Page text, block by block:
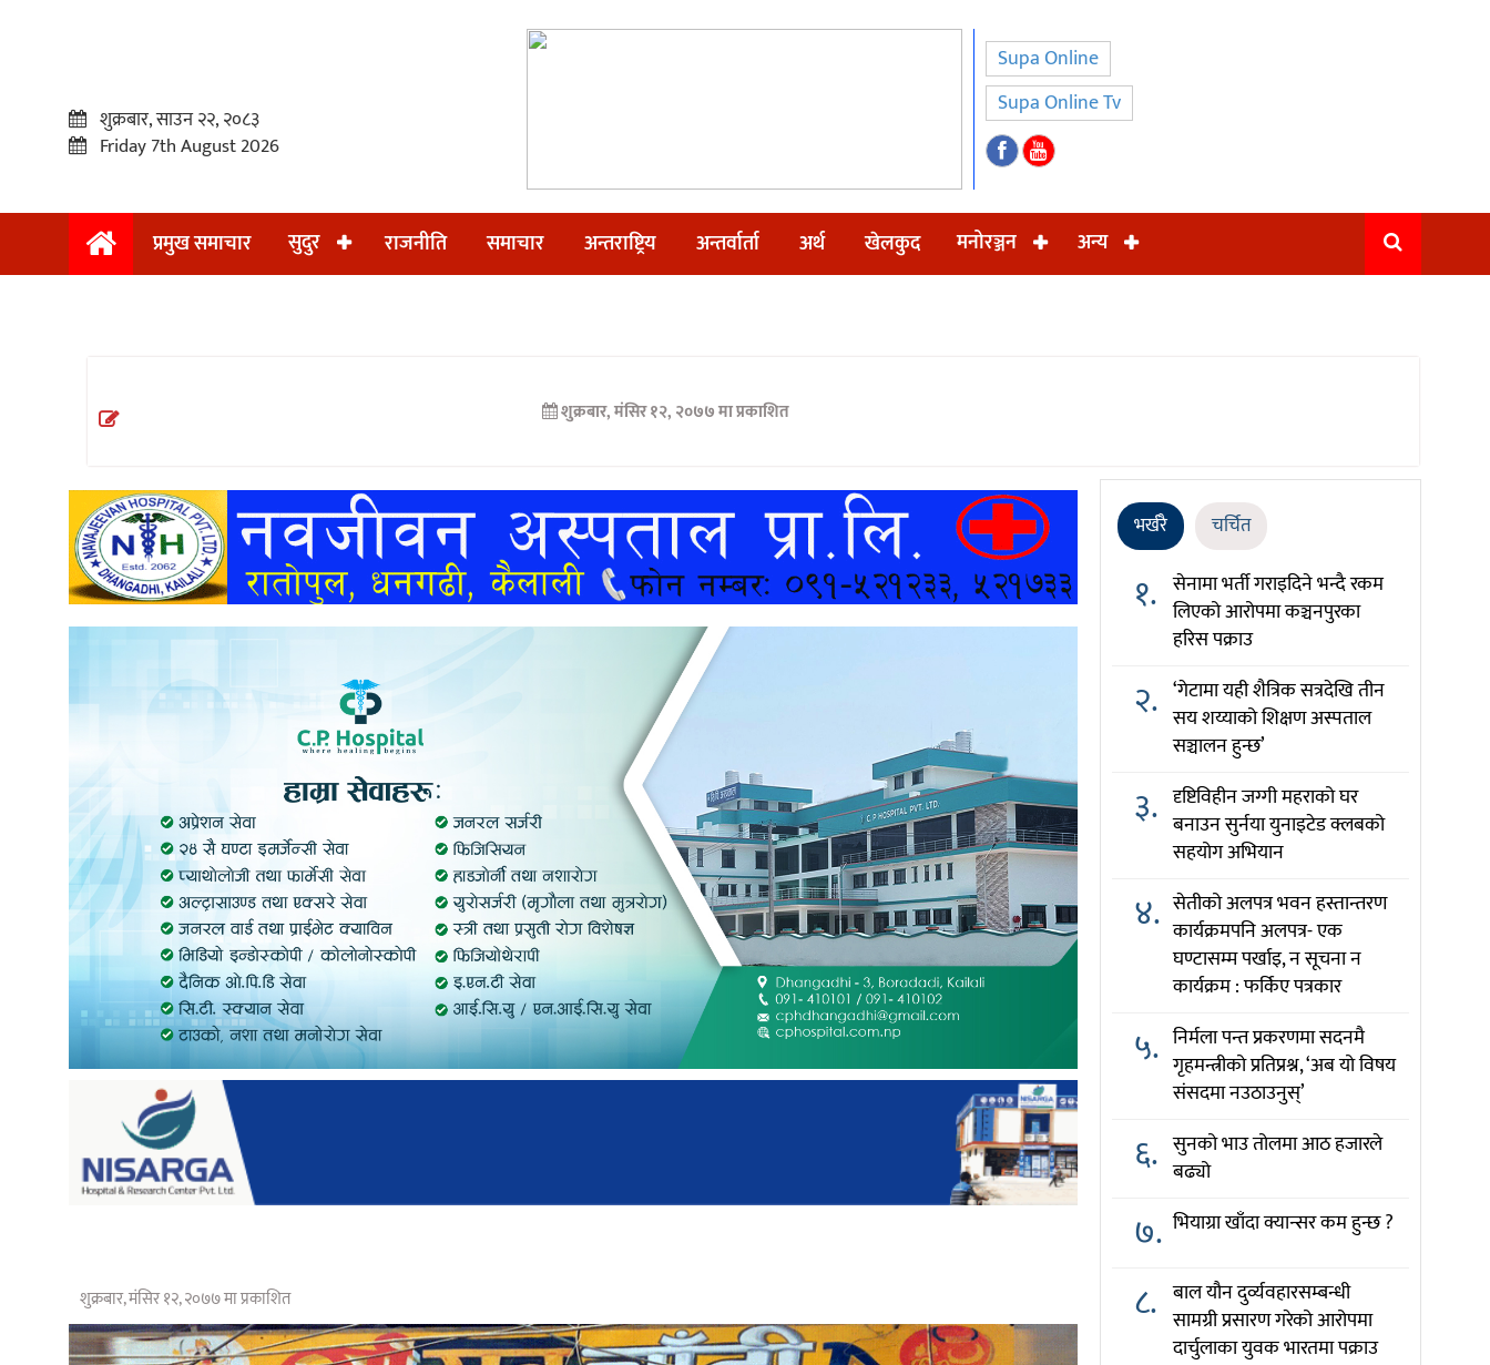
प्रमुख
अन्तराष्ट्रिय
अन्तर्वार्ता
खेलकुद
शुक्रबार, साउन २२, २०८३
Friday 7th August 2026
Supa Online
Supa Online Tv
प्रमुख समाचार सुदुर राजनीति समाचार अन्तराष्ट्रिय अन्तर्वार्ता अर्थ खेलकुद मनोरञ्जन अन्य
शुक्रबार, मंसिर १२, २०७७ मा प्रकाशित
शुक्रबार, मंसिर १२, २०७७ मा प्रकाशित
भर्खरै चर्चित
१. सेनामा भर्ती गराइदिने भन्दै रकम
लिएको आरोपमा कञ्चनपुरका
हरिस पक्राउ
२. ‘गेटामा यही शैत्रिक सत्रदेखि तीन
सय शय्याको शिक्षण अस्पताल
सञ्चालन हुन्छ’
३. दृष्टिविहीन जग्गी महराको घर
बनाउन सुर्नया युनाइटेड क्लबको
सहयोग अभियान
४. सेतीको अलपत्र भवन हस्तान्तरण
कार्यक्रमपनि अलपत्र- एक
घण्टासम्म पर्खाइ, न सूचना न
कार्यक्रम : फर्किए पत्रकार
५. निर्मला पन्त प्रकरणमा सदनमै
गृहमन्त्रीको प्रतिप्रश्न, ‘अब यो विषय
संसदमा नउठाउनुस्’
६. सुनको भाउ तोलमा आठ हजारले
बढ्यो
७. भियाग्रा खाँदा क्यान्सर कम हुन्छ ?
८. बाल यौन दुर्व्यवहारसम्बन्धी
सामग्री प्रसारण गरेको आरोपमा
दार्चुलाका युवक भारतमा पक्राउ